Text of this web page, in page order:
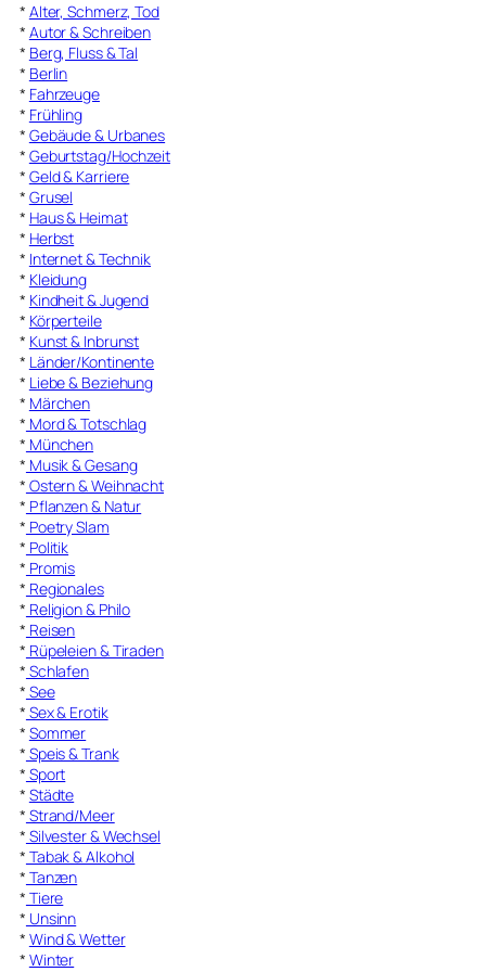
* Alter, Schmerz, Tod
* Autor & Schreiben
* Berg, Fluss & Tal
* Berlin
* Fahrzeuge
* Frühling
* Gebäude & Urbanes
* Geburtstag/Hochzeit
* Geld & Karriere
* Grusel
* Haus & Heimat
* Herbst
* Internet & Technik
* Kleidung
* Kindheit & Jugend
* Körperteile
* Kunst & Inbrunst
* Länder/Kontinente
* Liebe & Beziehung
* Märchen
* Mord & Totschlag
* München
* Musik & Gesang
* Ostern & Weihnacht
* Pflanzen & Natur
* Poetry Slam
* Politik
* Promis
* Regionales
* Religion & Philo
* Reisen
* Rüpeleien & Tiraden
* Schlafen
* See
* Sex & Erotik
* Sommer
* Speis & Trank
* Sport
* Städte
* Strand/Meer
* Silvester & Wechsel
* Tabak & Alkohol
* Tanzen
* Tiere
* Unsinn
* Wind & Wetter
* Winter